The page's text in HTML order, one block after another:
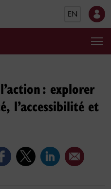
EN
: explorer
l’accessibilité et